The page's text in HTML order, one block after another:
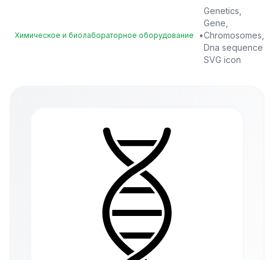
Химическое и биолабораторное оборудование •
Genetics,
Gene,
Chromosomes,
Dna sequence
SVG icon